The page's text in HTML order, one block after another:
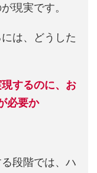
現実です。
は、どうした
するのに、お
必要か
段階では、ハ